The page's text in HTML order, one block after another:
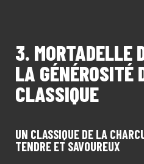
3. MORTADELLE
LA GÉNÉROSITÉ
CLASSIQUE
UN CLASSIQUE DE LA
TENDRE ET SAVOUREUX